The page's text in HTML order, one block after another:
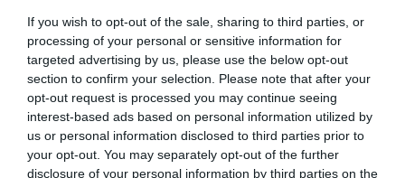
If you wish to opt-out of the sale, sharing to third parties, or
processing of your personal or sensitive information for
targeted advertising by us, please use the below opt-out
section to confirm your selection. Please note that after your
opt-out request is processed you may continue seeing
interest-based ads based on personal information utilized by
us or personal information disclosed to third parties prior to
your opt-out. You may separately opt-out of the further
disclosure of your personal information by third parties on the
21 d'abril: El problema dels cotxes autònoms
Facebook és a les xarxes socials el que Hotmail al
correu electrònic.
18 d'abril: T'estimo